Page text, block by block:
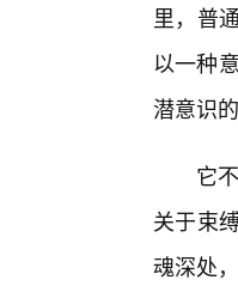
里，普
以一种
潜意识
它
关于束
魂深处